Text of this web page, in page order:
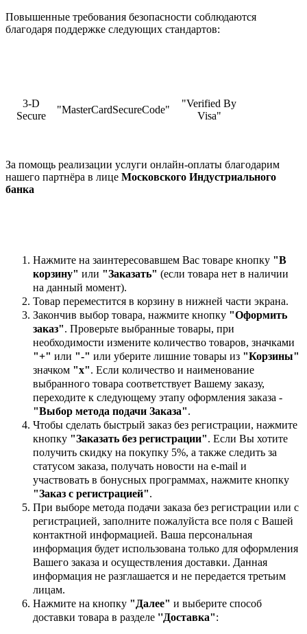
Повышенные требования безопасности соблюдаются
благодаря поддержке следующих стандартов:
3-D
Secure
"MasterCardSecureCode"
"Verified By
Visa"
За помощь реализации услуги онлайн-оплаты благодарим
нашего партнёра в лице Московского Индустриального
банка
Нажмите на заинтересовавшем Вас товаре кнопку "В
корзину" или "Заказать" (если товара нет в наличии
на данный момент).
Товар переместится в корзину в нижней части экрана.
Закончив выбор товара, нажмите кнопку "Оформить
заказ". Проверьте выбранные товары, при
необходимости измените количество товаров, значками
"+" или "-" или уберите лишние товары из "Корзины"
значком "х". Если количество и наименование
выбранного товара соответствует Вашему заказу,
переходите к следующему этапу оформления заказа -
"Выбор метода подачи Заказа".
Чтобы сделать быстрый заказ без регистрации, нажмите
кнопку "Заказать без регистрации". Если Вы хотите
получить скидку на покупку 5%, а также следить за
статусом заказа, получать новости на e-mail и
участвовать в бонусных программах, нажмите кнопку
"Заказ с регистрацией".
При выборе метода подачи заказа без регистрации или с
регистрацией, заполните пожалуйста все поля с Вашей
контактной информацией. Ваша персональная
информация будет использована только для оформления
Вашего заказа и осуществления доставки. Данная
информация не разглашается и не передается третьим
лицам.
Нажмите на кнопку "Далее" и выберите способ
доставки товара в разделе ''Доставка":